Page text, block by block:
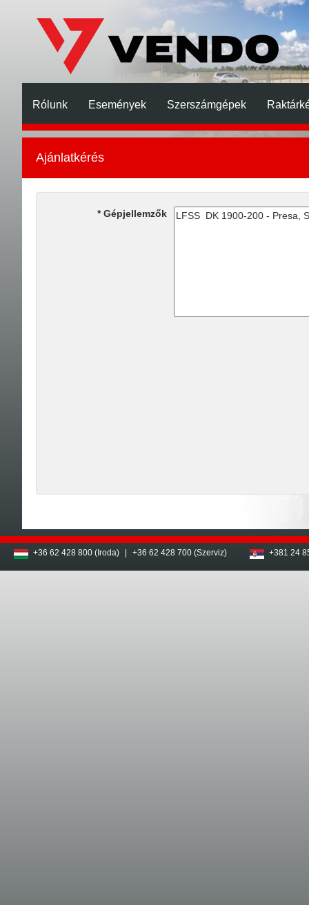
Rólunk Események Szerszámgépek
Ajánlatkérés
Gépjellemzők
+36 62 428 800 (Iroda) +36 62 428 700 (Szerviz) +381 24